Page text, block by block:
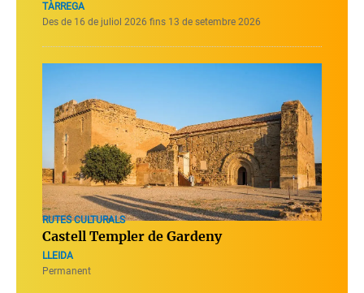
TÀRREGA
Des de 16 de juliol 2026 fins 13 de setembre 2026
RUTES CULTURALS
Castell Templer de Gardeny
LLEIDA
Permanent